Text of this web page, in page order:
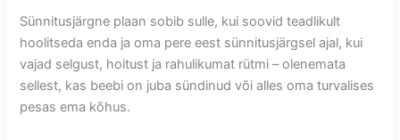
Sünnitusjärgne plaan sobib sulle, kui soovid teadlikult
hoolitseda enda ja oma pere eest sünnitusjärgsel ajal, kui
vajad selgust, hoitust ja rahulikumat rütmi – olenemata
sellest, kas beebi on juba sündinud või alles oma turvalises
pesas ema kõhus.